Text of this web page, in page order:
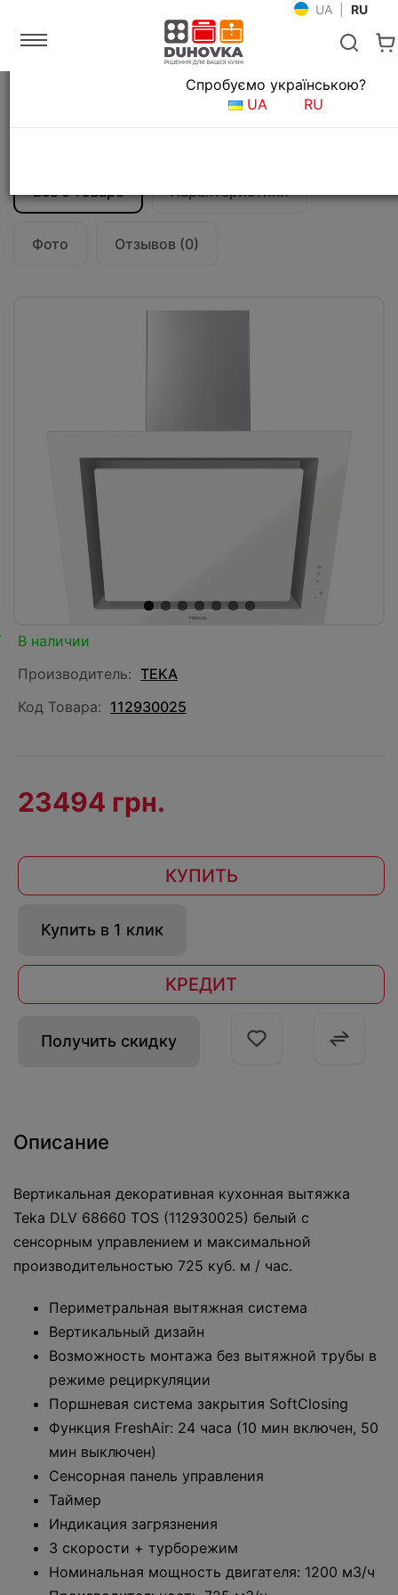
UA RU
Кухонные вытяжки
Вытяжка кухонная Teka DLV 68660 TOS
Все о товаре Характеристики
Фото Отзывов (0)
Язык магазина
Спробуємо українською?
UA
RU
В наличии
Производитель: TEKA
Код Товара: 112930025
23494 грн.
КУПИТЬ
Купить в 1 клик
КРЕДИТ
Получить скидку
Описание
Вертикальная декоративная кухонная вытяжка
Teka DLV 68660 TOS (112930025) белый с
сенсорным управлением и максимальной
производительностью 725 куб. м / час.
Периметральная вытяжная система
Вертикальный дизайн
Возможность монтажа без вытяжной трубы в
режиме рециркуляции
Поршневая система закрытия SoftClosing
Функция FreshAir: 24 часа (10 мин включен, 50
мин выключен)
Сенсорная панель управления
Таймер
Индикация загрязнения
3 скорости + турборежим
Номинальная мощность двигателя: 1200 м3/ч